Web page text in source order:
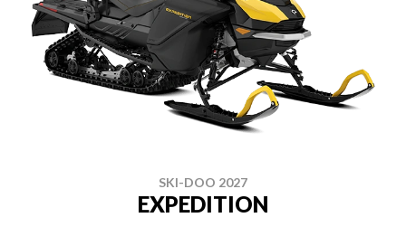
SKI-DOO 2027
EXPEDITION